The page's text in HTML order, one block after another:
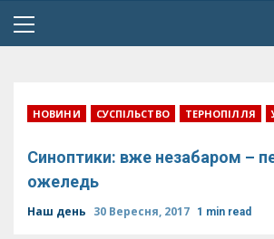
Primary
НОВИНИ СУСПІЛЬСТВО ТЕРНОПІЛЛЯ
Синоптики: вже незабаром –
ожеледь
Наш день 30 Вересня, 2017 1 min read